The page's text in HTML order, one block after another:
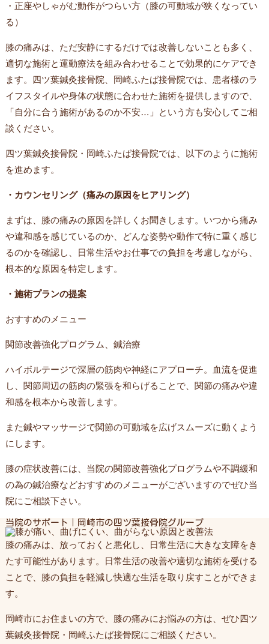
・正座やしゃがむ動作がつらい方（膝の可動域が狭くなってい
る）
膝の痛みは、ただ安静にするだけでは改善しないことも多く、
適切な施術と運動療法を組み合わせることで効果的にケアでき
ます。四ツ葉鍼灸接骨院、岡崎ふたば接骨院では、患者様のラ
イフスタイルや身体の状態に合わせた施術を提供しますので、
「自分に合う施術があるのか不安…」という方も安心してご相
談ください。
四ツ葉鍼灸接骨院・岡崎ふたば接骨院では、以下のように施術
を進めます。
・カウンセリング（痛みの原因をヒアリング）
まずは、膝の痛みの原因を詳しくお聞きします。いつから痛み
や違和感を感じているのか、どんな姿勢や動作で特に重く感じ
るのかを確認し、日常生活やお仕事での負担を考慮しながら、
根本的な原因を特定します。
・施術プランの提案
おすすめのメニュー
関節改善強化プログラム、鍼治療
ハイボルテージで深層の筋肉や神経にアプローチ。血流を促進
し、関節周辺の筋肉の緊張を和らげることで、関節の痛みや違
和感を根本から改善します。
また鍼やマッサージで関節の可動域を広げスムーズに動くよう
にします。
膝の症状改善には、当院の関節改善強化プログラムや不調緩和
の為の鍼治療などおすすめのメニューがございますのでぜひ当
院にご相談下さい。
当院のサポート｜岡崎市の四ツ葉接骨院グループ
膝の痛みは、放っておくと悪化し、日常生活に大きな支障をき
たす可能性があります。日常生活の改善や適切な施術を受ける
ことで、膝の負担を軽減し快適な生活を取り戻すことができま
す。
岡崎市にお住まいの方で、膝の痛みにお悩みの方は、ぜひ四ツ
葉鍼灸接骨院・岡崎ふたば接骨院にご相談ください。